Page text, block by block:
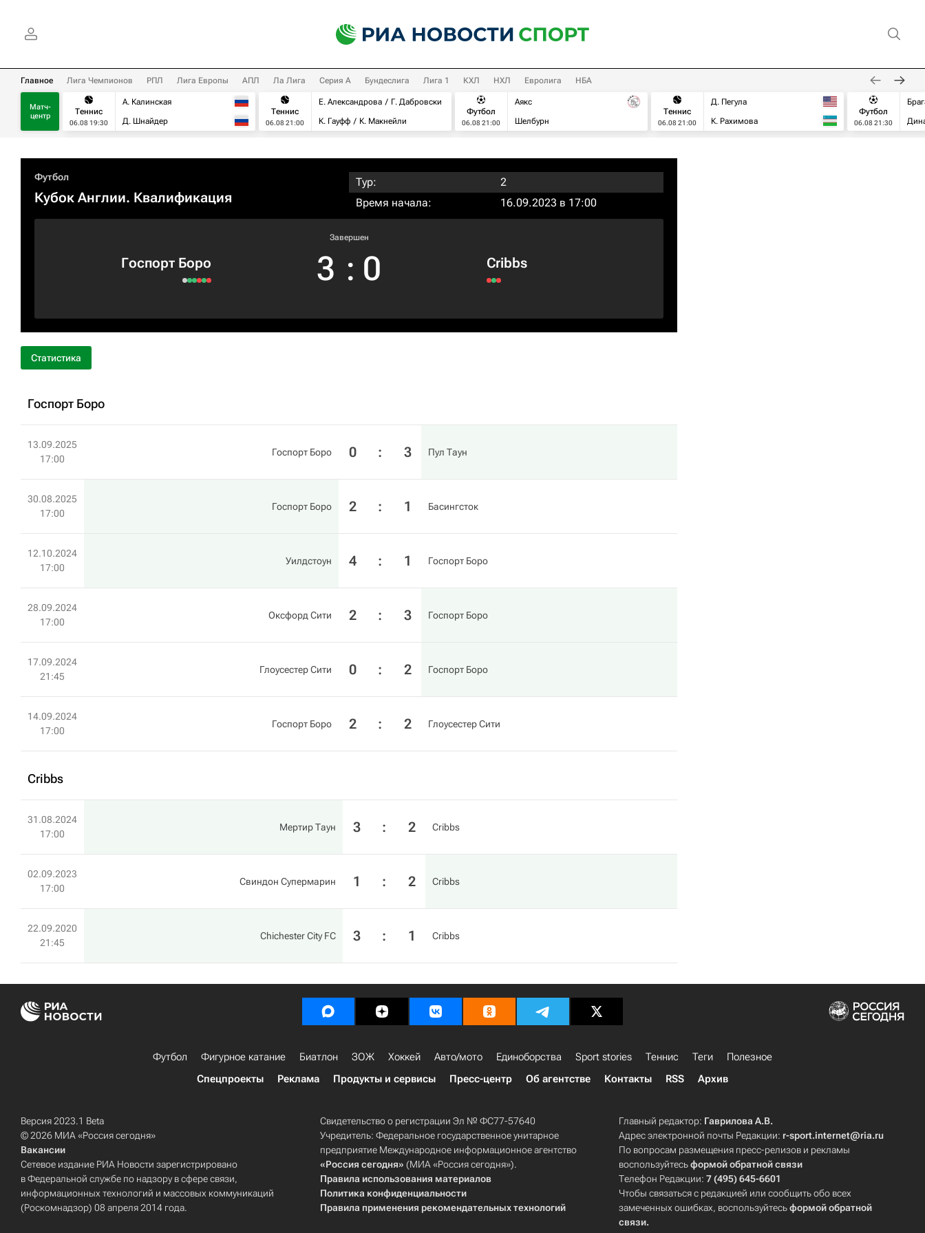
Главное Лига Чемпионов РПЛ Лига Европы АПЛ Ла Лига Серия А Бундеслига Лига 1 КХЛ НХЛ Евролига НБА
Матч-
центр
Теннис
06.08 19:30
А. Калинская
Д. Шнайдер
Теннис
06.08 21:00
Е. Александрова
Г. Дабровски
К. Гауфф
К. Макнейли
Футбол
06.08 21:00
Аякс
Шелбурн
Теннис
06.08 21:00
Д. Пегула
К. Рахимова
Футбол
06.08 21:30
Футбол
Кубок Англии. Квалификация
Тур:
2
Время начала:
16.09.2023 в 17:00
Госпорт Боро
Завершен
3 : 0 Cribbs
Статистика
Госпорт Боро
13.09.2025
17:00
Госпорт Боро 0 : 3 Пул Таун
30.08.2025
17:00
Госпорт Боро 2 : 1 Басингсток
12.10.2024
17:00
Уилдстоун 4 : 1 Госпорт Боро
28.09.2024
17:00
Оксфорд Сити 2 : 3 Госпорт Боро
17.09.2024
21:45
Глоусестер Сити 0 : 2 Госпорт Боро
14.09.2024
17:00
Госпорт Боро 2 : 2 Глоусестер Сити
Cribbs
31.08.2024
17:00
Мертир Таун 3 : 2 Cribbs
02.09.2023
17:00
Свиндон Супермарин 1 : 2 Cribbs
22.09.2020
21:45
Chichester City FC 3 : 1 Cribbs
Футбол Фигурное катание Биатлон ЗОЖ Хоккей Авто/мото Единоборства Sport stories Теннис Теги
Полезное
Спецпроекты
Реклама Продукты и сервисы Пресс-центр Об агентстве Контакты RSS Архив
Версия 2023.1 Beta
© 2026 МИА «Россия сегодня»
Вакансии
Сетевое издание РИА Новости зарегистрировано
в Федеральной службе по надзору в сфере связи,
информационных технологий и массовых коммуникаций
(Роскомнадзор) 08 апреля 2014 года.
Свидетельство о регистрации Эл № ФС77-57640
Учредитель: Федеральное государственное унитарное
предприятие Международное информационное агентство
«Россия сегодня» (МИА «Россия сегодня»).
Правила использования материалов
Политика конфиденциальности
Правила применения рекомендательных технологий
Главный редактор: Гаврилова А.В.
Адрес электронной почты Редакции: r-sport.internet@ria.ru
По вопросам размещения пресс-релизов и рекламы
воспользуйтесьформой обратной связи
Телефон Редакции:7 (495) 645-6601
Чтобы связаться с редакцией или сообщить обо всех
замеченных ошибках, воспользуйтесьформой обратной
связи.